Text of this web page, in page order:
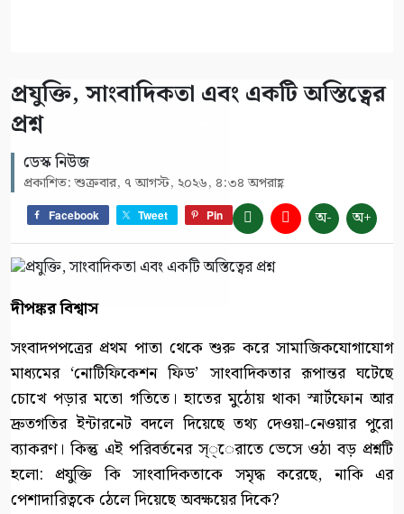
প্রযুক্তি, সাংবাদিকতা এবং একটি অস্তিত্বের
প্রশ্ন
ডেস্ক নিউজ
প্রকাশিত: শুক্রবার, ৭ আগস্ট, ২০২৬, ৪:৩৪ অপরাহ্ণ
Facebook Tweet Pin অ- অ+
দীপঙ্কর বিশ্বাস
সংবাদপপত্রের প্রথম পাতা থেকে শুরু করে সামাজিকযোগাযোগ
মাধ্যমের ‘নোটিফিকেশন ফিড’ সাংবাদিকতার রূপান্তর ঘটেছে
চোখে পড়ার মতো গতিতে। হাতের মুঠোয় থাকা স্মার্টফোন আর
দ্রুতগতির ইন্টারনেট বদলে দিয়েছে তথ্য দেওয়া-নেওয়ার পুরো
ব্যাকরণ। কিন্তু এই পরিবর্তনের স্্েরাতে ভেসে ওঠা বড় প্রশ্নটি
হলো: প্রযুক্তি কি সাংবাদিকতাকে সমৃদ্ধ করেছে, নাকি এর
পেশাদারিত্বকে ঠেলে দিয়েছে অবক্ষয়ের দিকে?